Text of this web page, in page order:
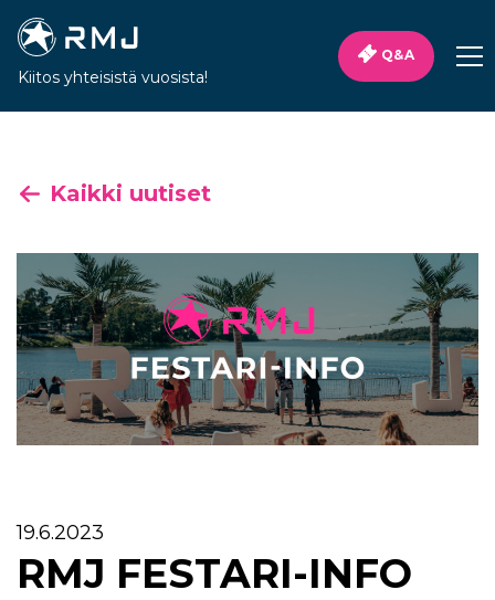
Kiitos yhteisistä vuosista!
Q&A
Kaikki uutiset
19.6.2023
RMJ FESTARI-INFO